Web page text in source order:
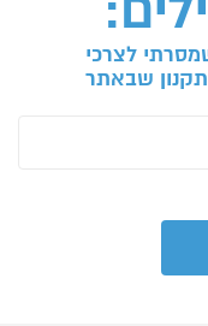
לצרכי
שבאתר